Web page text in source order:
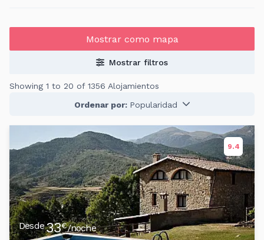
Mostrar como mapa
Mostrar filtros
Showing 1 to 20 of 1356 Alojamientos
Ordenar por: Popularidad
9.4
Desde33€/noche